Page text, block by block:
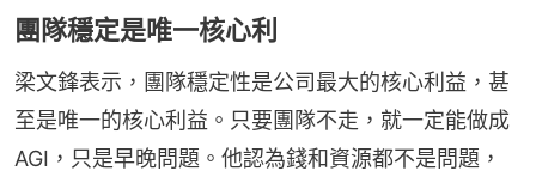
團隊穩定是唯一核心利
梁文鋒表示，團隊穩定性是公司最大的核心利益，甚
至是唯一的核心利益。只要團隊不走，就一定能做成
AGI，只是早晚問題。他認為錢和資源都不是問題，